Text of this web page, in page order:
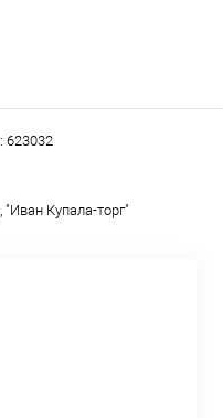
623032
Купала-торг"